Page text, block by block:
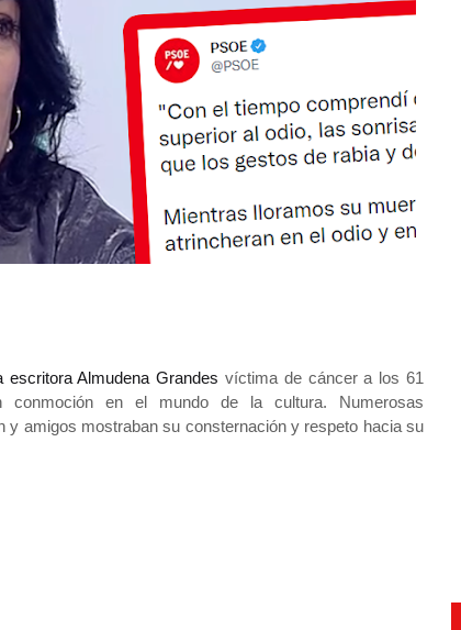
escritora Almudena Grandes víctima de cáncer a los 61
en el mundo de la cultura. Numerosas
y amigos mostraban su consternación y respeto hacia su